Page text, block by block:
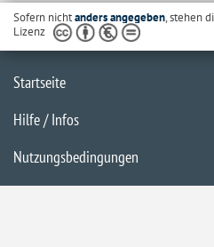
Sofern nichtanders angegeben, stehen
Lizenz
Startseite
Hilfe / Infos
Nutzungsbedingungen